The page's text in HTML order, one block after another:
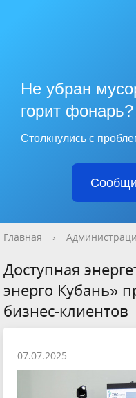
Не убран
горит фонарь?
Столкнулись с
Главная ›
Доступная
энерго Кубань»
бизнес-клиентов
07.07.2025